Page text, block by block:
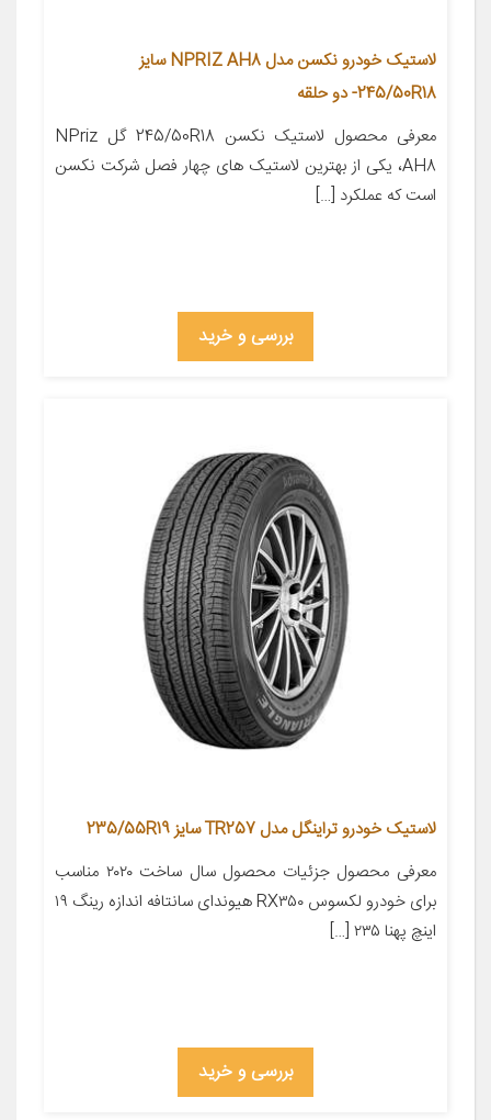
لاستیک خودرو نکسن مدل NPRIZ AH8 سایز
245/50R18- دو حلقه
معرفی محصول لاستیک نکسن 245/50R18 گل NPriz
AH8، یکی از بهترین لاستیک های چهار فصل شرکت نکسن
است که عملکرد […]
بررسی و خرید
لاستیک خودرو تراینگل مدل TR257 سایز 235/55R19
معرفی محصول جزئیات محصول سال ساخت ۲۰۲۰ مناسب
برای خودرو لکسوس RX۳۵۰ هیوندای سانتافه اندازه رینگ ۱۹
اینچ پهنا ۲۳۵ […]
بررسی و خرید